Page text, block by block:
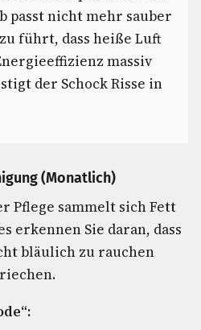
passt nicht mehr sauber
führt, dass heiße Luft
massiv
der Schock Risse in
(Monatlich)
Pflege sammelt sich Fett
erkennen Sie daran, dass
bläulich zu rauchen